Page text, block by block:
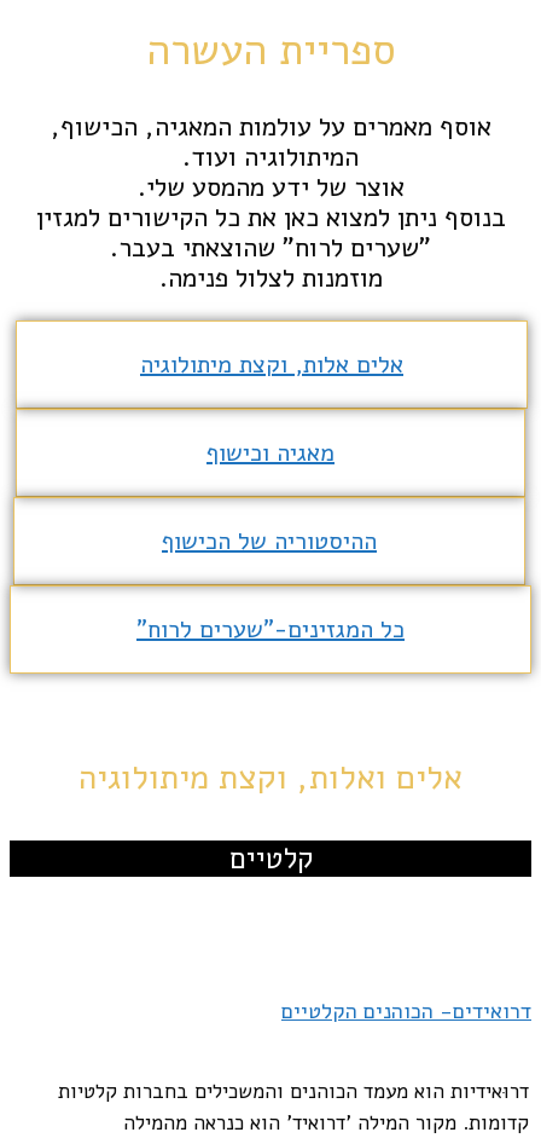
ספריית העשרה
אוסף מאמרים על עולמות המאגיה, הכישוף,
המיתולוגיה ועוד.
אוצר של ידע מהמסע שלי.
בנוסף ניתן למצוא כאן את כל הקישורים למגזין
"שערים לרוח" שהוצאתי בעבר.
מוזמנות לצלול פנימה.
אלים אלות, וקצת מיתולוגיה
מאגיה וכישוף
ההיסטוריה של הכישוף
כל המגזינים-"שערים לרוח"
אלים ואלות, וקצת מיתולוגיה
קלטיים
דרואידים- הכוהנים הקלטיים
דרוּאידיות הוא מעמד הכוהנים והמשכילים בחברות קלטיות
קדומות. מקור המילה 'דרואיד' הוא כנראה מהמילה